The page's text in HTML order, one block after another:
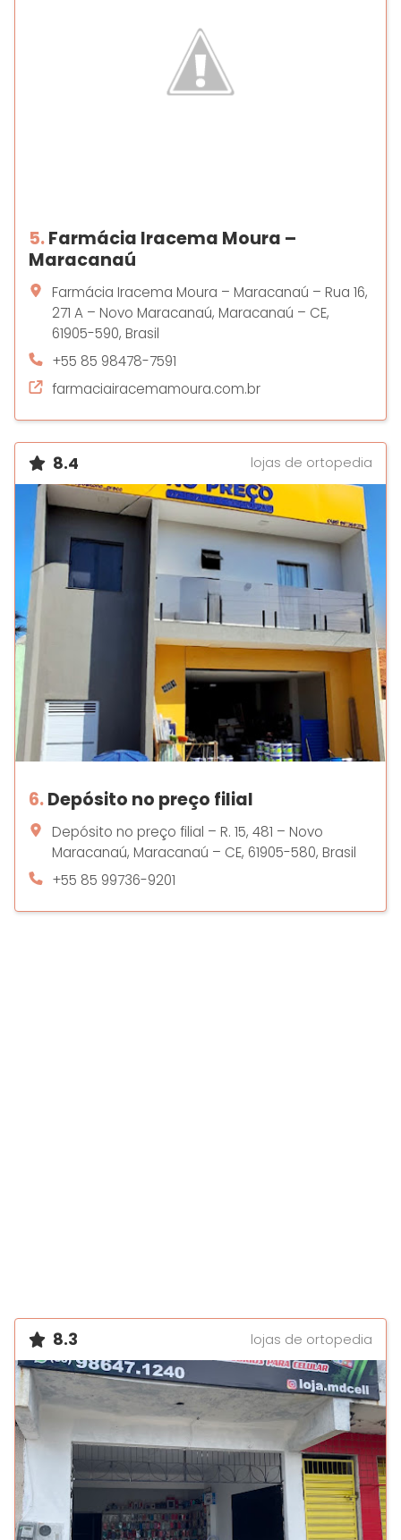
5.Farmácia Iracema Moura –
Maracanaú
Farmácia Iracema Moura – Maracanaú – Rua 16,
271 A – Novo Maracanaú, Maracanaú – CE,
61905-590, Brasil
+55 85 98478-7591
farmaciairacemamoura.com.br
8.4 lojas de ortopedia
6.Depósito no preço filial
Depósito no preço filial – R. 15, 481 – Novo
Maracanaú, Maracanaú – CE, 61905-580, Brasil
+55 85 99736-9201
8.3 lojas de ortopedia